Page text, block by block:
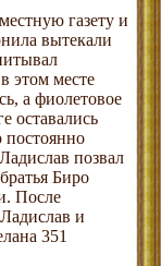
газету и
вытекали
этом месте
а фиолетовое
оставались
постоянно
позвал
Биро
После
и
351